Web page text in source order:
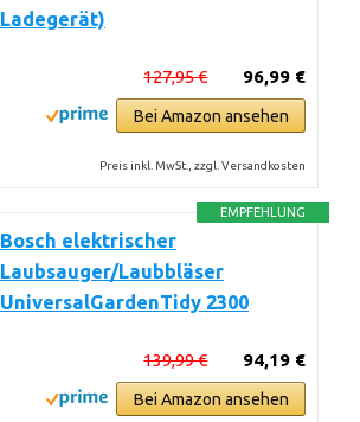
Ladegerät)
96,99 €
127,95 €
Bei Amazon ansehen
Preis inkl. MwSt., zzgl. Versandkosten
EMPFEHLUNG
Bosch elektrischer
Laubsauger/Laubbläser
UniversalGardenTidy 2300
94,19 €
139,99 €
Bei Amazon ansehen